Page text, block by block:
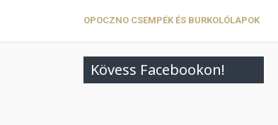
OPOCZNO CSEMPÉK ÉS BURKOLÓLAPOK
Kövess Facebookon!